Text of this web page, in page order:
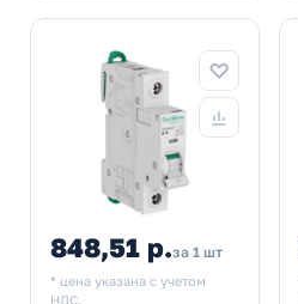
848,51 р.за 1 шт
* цена указана с учетом
НДС.